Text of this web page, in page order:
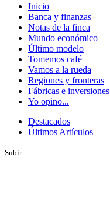
Inicio
Banca y finanzas
Notas de la finca
Mundo económico
Último modelo
Tomemos café
Vamos a la rueda
Regiones y fronteras
Fábricas e inversiones
Yo opino...
Destacados
Últimos Artículos
Subir